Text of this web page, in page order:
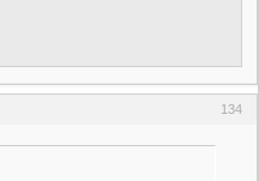
134